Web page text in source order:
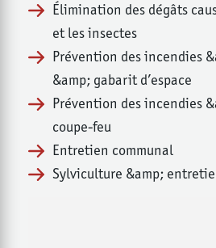
Élimination des dégâts
et les insectes
Prévention des incendies
&amp; gabarit d’espace
Prévention des incendies
coupe-feu
Entretien communal
Sylviculture &amp;